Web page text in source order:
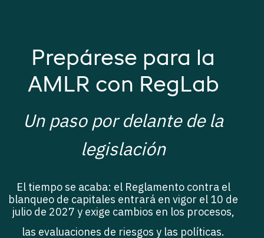
Prepárese para la
AMLR con RegLab
Un paso por delante de la
legislación
El tiempo se acaba: el Reglamento contra el
blanqueo de capitales entrará en vigor el 10 de
julio de 2027 y exige cambios en los procesos,
las evaluaciones de riesgos y las políticas.